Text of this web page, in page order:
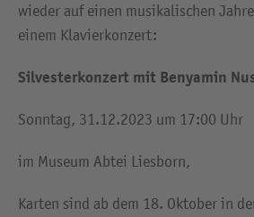
wieder auf einen musikalischen
einem Klavierkonzert:
Silvesterkonzert mit Benyamin
Sonntag, 31.12.2023 um 17:00 Uhr
im Museum Abtei Liesborn,
Karten sind ab dem 18. Oktober in